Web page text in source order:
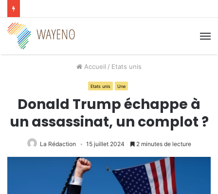
Accueil / Etats unis
Etats unis Une
Donald Trump échappe à
un assassinat, un complot ?
La Rédaction 15 juillet 2024 2 minutes de lecture